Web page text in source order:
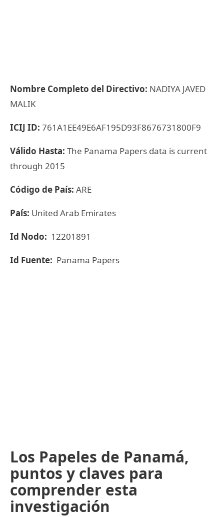
Nombre Completo del Directivo: NADIYA JAVED
MALIK
ICIJ ID: 761A1EE49E6AF195D93F8676731800F9
Válido Hasta: The Panama Papers data is current
through 2015
Código de País: ARE
País: United Arab Emirates
Id Nodo: 12201891
Id Fuente: Panama Papers
Los Papeles de Panamá,
puntos y claves para
comprender esta
investigación